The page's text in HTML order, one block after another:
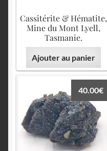
Cassitérite & Hématite,
Mine du Mont Lyell,
Tasmanie.
Ajouter au panier
40.00€